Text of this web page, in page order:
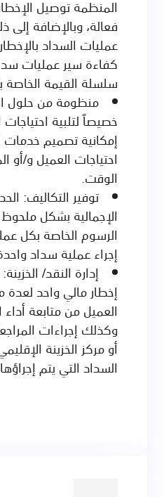
المنظمة توصيل
فعالة، وبالإضافة إلى
عمليات السداد
كفاءة سير عمليات
سلسلة القيمة الخاصة
منظومة من حلول
خصيصاً لتلبية
إمكانية تصميم خدمات
احتياجات العميل و/
الوقت.
توفير التكاليف:
الإجمالية بشكل
الرسوم الخاصة بكل
إجراء عملية سداد
إدارة النقد/
إخطار مالي واحد
العميل من متابعة
وكذلك إجراءات
أو مركز الخزينة
السداد التي يتم